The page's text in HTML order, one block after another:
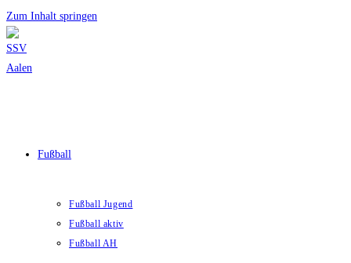
Zum Inhalt springen
Fußball
Fußball Jugend
Fußball aktiv
Fußball AH